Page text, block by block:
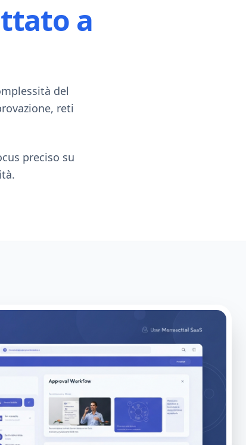
a
del
reti
preciso su